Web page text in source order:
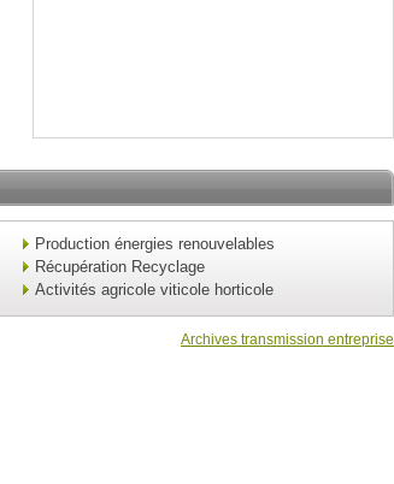
Production énergies renouvelables
Récupération Recyclage
Activités agricole viticole horticole
Archives transmission entreprise